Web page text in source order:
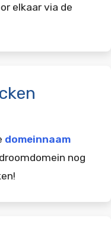
elkaar via de
domeinnaam
nog